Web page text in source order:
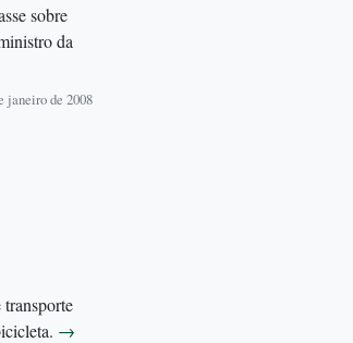
sobre
da
janeiro de 2008
→